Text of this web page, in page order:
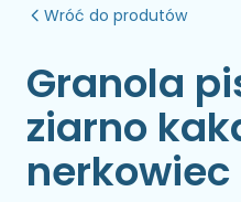
Wróć do produtów
Granola
ziarno
nerkowiec